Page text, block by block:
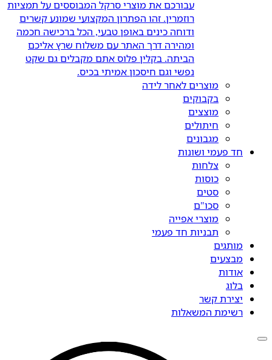
עבורכם את מוצרי סרקל המבוססים על תמציות
רוזמרין. זהו הפתרון המקצועי שמונע קשרים
ודוחה כינים באופן טבעי, הכל ברכישה חכמה
ומהירה דרך האתר עם משלוח שרץ אליכם
הביתה. בקלין פלוס אתם מקבלים גם שקט
נפשי וגם חיסכון אמיתי בכיס.
מוצרים לאחר לידה
בקבוקים
מוצצים
חיתולים
מגבונים
חד פעמי ושונות
צלחות
כוסות
סטים
סכו"ם
מוצרי אפייה
תבניות חד פעמי
מותגים
מבצעים
אודות
בלוג
יצירת קשר
רשימת המשאלות